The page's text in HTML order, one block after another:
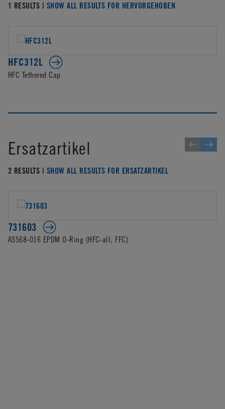
1 RESULTS | SHOW ALL RESULTS FOR HERVORGEHOBEN
HFC312L
HFC Tethered Cap
Ersatzartikel
2 RESULTS | SHOW ALL RESULTS FOR ERSATZARTIKEL
731603
AS568-016 EPDM O-Ring (HFC-all, FFC)